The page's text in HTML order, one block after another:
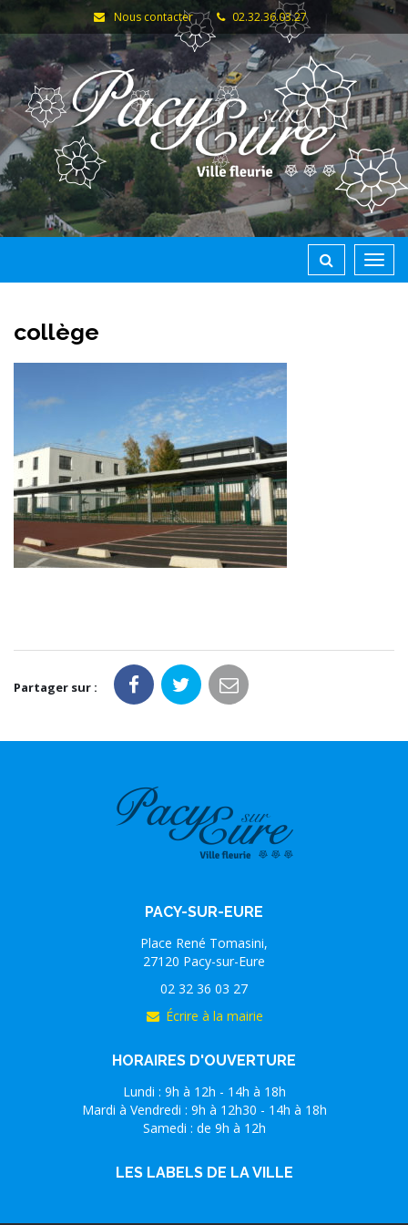
Gestion des traceurs
Nous contacter 02.32.36.03.27
collège
Partager sur :
PACY-SUR-EURE
Place René Tomasini,
27120 Pacy-sur-Eure
02 32 36 03 27
Écrire à la mairie
HORAIRES D'OUVERTURE
Lundi : 9h à 12h - 14h à 18h
Mardi à Vendredi : 9h à 12h30 - 14h à 18h
Samedi : de 9h à 12h
LES LABELS DE LA VILLE